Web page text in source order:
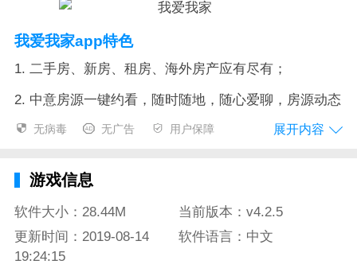
我爱我家app特色
1. 二手房、新房、租房、海外房产应有尽有；
2. 中意房源一键约看，随时随地，随心爱聊，房源动态
尽在掌握，好房不会错过；
目了然，任你挑选；
4. 全新的内容频道，贴心的找房技巧，找房路上不再迷
茫；
5. 焕然一新的视觉设计；
无病毒 无广告 用户保障 展开内容
游戏信息
软件大小：28.44M
当前版本：v4.2.5
更新时间：2019-08-14
19:24:15
软件语言：中文